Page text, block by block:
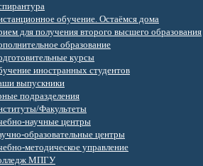
обучение. Остаёмся дома
для получения второго высшего образования
образование
курсы
иностранных студентов
выпускники
подразделения
Факультеты
научные центры
образовательные центры
методическое управление
МПГУ